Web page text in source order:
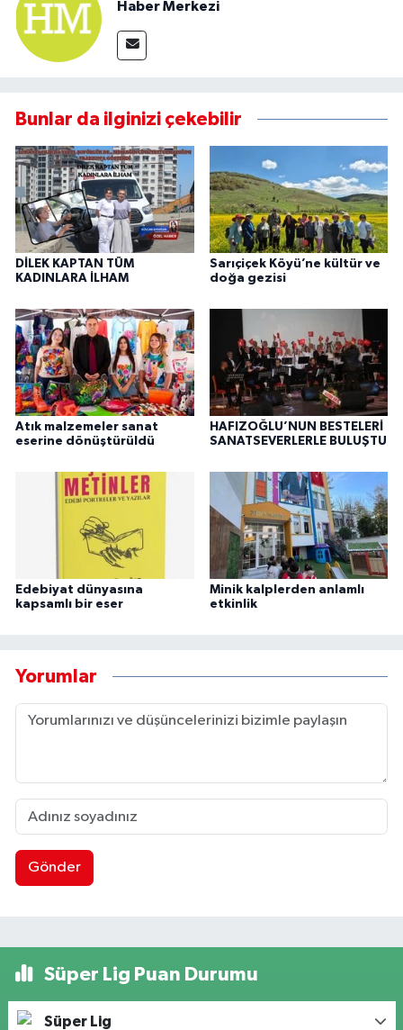
Haber Merkezi
Bunlar da ilginizi çekebilir
DİLEK KAPTAN TÜM
KADINLARA İLHAM
Sarıçiçek Köyü’ne kültür ve
doğa gezisi
Atık malzemeler sanat
eserine dönüştürüldü
HAFIZOĞLU’NUN BESTELERİ
SANATSEVERLERLE BULUŞTU
Edebiyat dünyasına
kapsamlı bir eser
Minik kalplerden anlamlı
etkinlik
Yorumlar
Gönder
Süper Lig Puan Durumu
Süper Lig